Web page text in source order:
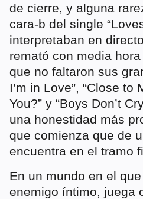
de cierre, y alguna
cara-b del single
interpretaban en
remató con media hora
que no faltaron sus
I’m in Love”, “Close to
You?” y “Boys Don’t
una honestidad más
que comienza que de
encuentra en el tramo
En un mundo en el que
enemigo íntimo, juega